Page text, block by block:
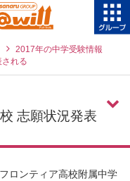
2017年の中学受験情報
れる
志願状況発表
ロンティア高校附属中学